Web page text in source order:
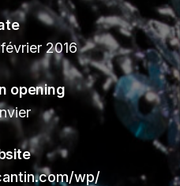
2016
opening
wp/